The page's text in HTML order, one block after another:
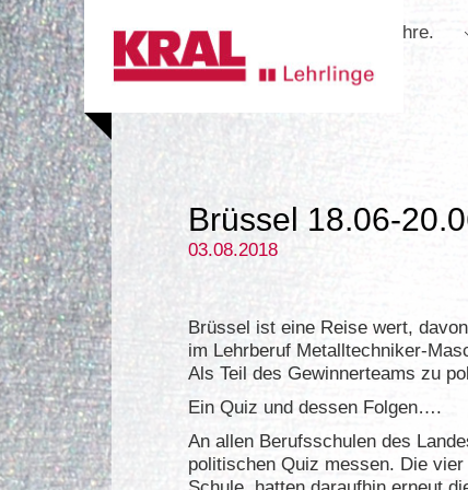
Skip to main content
Skip to page footer
Lehre.
Brüssel 18.06-
03.08.2018
Brüssel ist eine Reise wert,
im Lehrberuf Metalltechniker-
Als Teil des Gewinnerteams zu
Ein Quiz und dessen Folgen….
An allen Berufsschulen des
politischen Quiz messen. Die